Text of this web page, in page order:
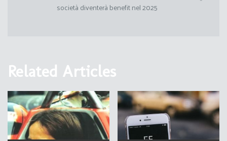
società diventerà benefit nel 2025
Related Articles